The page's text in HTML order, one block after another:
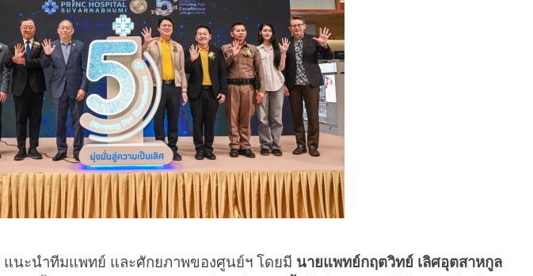
แนะนำทีมแพทย์ และศักยภาพของศูนย์ฯ โดยมี นายแพทย์กฤตวิทย์ เลิศอุตสาหกูล